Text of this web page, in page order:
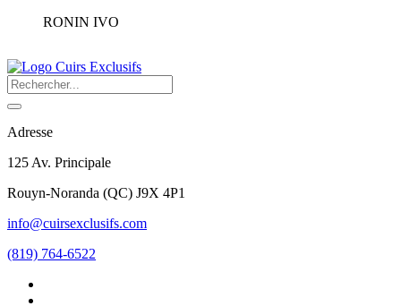
RONIN IVO
Adresse
125 Av. Principale
Rouyn-Noranda (QC) J9X 4P1
info@cuirsexclusifs.com
(819) 764-6522